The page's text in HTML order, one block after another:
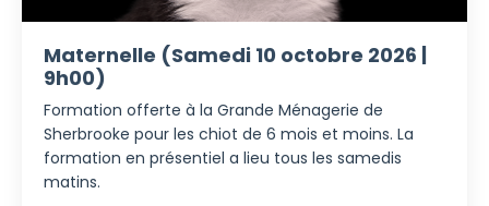
Maternelle (Samedi 10 octobre 2026 |
9h00)
Formation offerte à la Grande Ménagerie de
Sherbrooke pour les chiot de 6 mois et moins. La
formation en présentiel a lieu tous les samedis
matins.